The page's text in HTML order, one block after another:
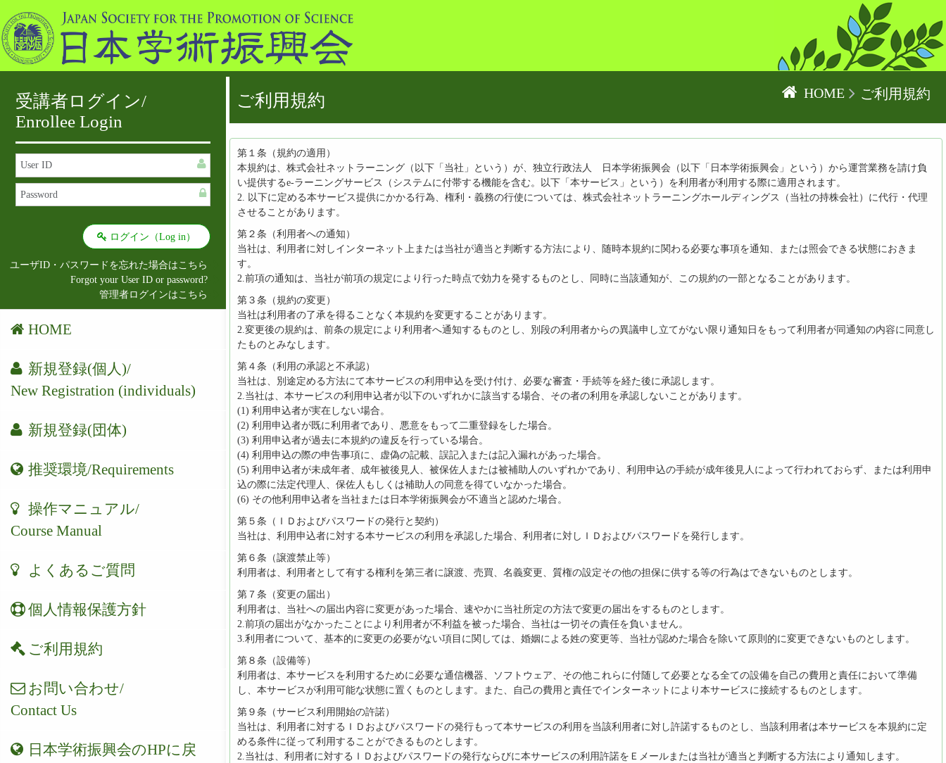
受講者ログイン/
Enrollee Login
ユーザID・パスワードを忘れた場合はこちら
Forgot your User ID or password?
管理者ログインはこちら
HOME
新規登録(個人)/
New Registration (individuals)
新規登録(団体)
推奨環境/Requirements
操作マニュアル/
Course Manual
よくあるご質問
個人情報保護方針
ご利用規約
お問い合わせ/
Contact Us
日本学術振興会のHPに戻
HOME ご利用規約
ご利用規約
第１条（規約の適用）
本規約は、株式会社ネットラーニング（以下「当社」という）が、独立行政法人 日本学術振興会（以下「日本学術振興会」という）から運営業務を請け負
い提供するe-ラーニングサービス（システムに付帯する機能を含む。以下「本サービス」という）を利用者が利用する際に適用されます。
2. 以下に定める本サービス提供にかかる行為、権利・義務の行使については、株式会社ネットラーニングホールディングス（当社の持株会社）に代行・代理
させることがあります。
第２条（利用者への通知）
当社は、利用者に対しインターネット上または当社が適当と判断する方法により、随時本規約に関わる必要な事項を通知、または照会できる状態におきま
す。
2.前項の通知は、当社が前項の規定により行った時点で効力を発するものとし、同時に当該通知が、この規約の一部となることがあります。
第３条（規約の変更）
当社は利用者の了承を得ることなく本規約を変更することがあります。
2.変更後の規約は、前条の規定により利用者へ通知するものとし、別段の利用者からの異議申し立てがない限り通知日をもって利用者が同通知の内容に同意し
たものとみなします。
第４条（利用の承認と不承認）
当社は、別途定める方法にて本サービスの利用申込を受け付け、必要な審査・手続等を経た後に承認します。
2.当社は、本サービスの利用申込者が以下のいずれかに該当する場合、その者の利用を承認しないことがあります。
(1) 利用申込者が実在しない場合。
(2) 利用申込者が既に利用者であり、悪意をもって二重登録をした場合。
(3) 利用申込者が過去に本規約の違反を行っている場合。
(4) 利用申込の際の申告事項に、虚偽の記載、誤記入または記入漏れがあった場合。
(5) 利用申込者が未成年者、成年被後見人、被保佐人または被補助人のいずれかであり、利用申込の手続が成年後見人によって行われておらず、または利用申
込の際に法定代理人、保佐人もしくは補助人の同意を得ていなかった場合。
(6) その他利用申込者を当社または日本学術振興会が不適当と認めた場合。
第５条（ＩＤおよびパスワードの発行と契約）
当社は、利用申込者に対する本サービスの利用を承認した場合、利用者に対しＩＤおよびパスワードを発行します。
第６条（譲渡禁止等）
利用者は、利用者として有する権利を第三者に譲渡、売買、名義変更、質権の設定その他の担保に供する等の行為はできないものとします。
第７条（変更の届出）
利用者は、当社への届出内容に変更があった場合、速やかに当社所定の方法で変更の届出をするものとします。
2.前項の届出がなかったことにより利用者が不利益を被った場合、当社は一切その責任を負いません。
3.利用者について、基本的に変更の必要がない項目に関しては、婚姻による姓の変更等、当社が認めた場合を除いて原則的に変更できないものとします。
第８条（設備等）
利用者は、本サービスを利用するために必要な通信機器、ソフトウェア、その他これらに付随して必要となる全ての設備を自己の費用と責任において準備
し、本サービスが利用可能な状態に置くものとします。また、自己の費用と責任でインターネットにより本サービスに接続するものとします。
第９条（サービス利用開始の許諾）
当社は、利用者に対するＩＤおよびパスワードの発行もって本サービスの利用を当該利用者に対し許諾するものとし、当該利用者は本サービスを本規約に定
める条件に従って利用することができるものとします。
2.当社は、利用者に対するＩＤおよびパスワードの発行ならびに本サービスの利用許諾をＥメールまたは当社が適当と判断する方法により通知します。